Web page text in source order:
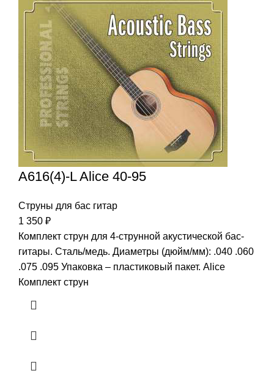
A616(4)-L Alice 40-95
Струны для бас гитар
1 350 ₽
Комплект струн для 4-струнной акустической бас-
гитары. Сталь/медь. Диаметры (дюйм/мм): .040 .060
.075 .095 Упаковка – пластиковый пакет. Alice
Комплект струн